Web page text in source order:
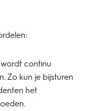
continu
Zo kun je bijsturen
het